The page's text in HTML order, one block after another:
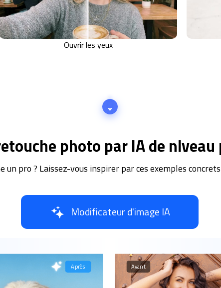
Ouvrir les yeux
photo par IA de
un pro ? Laissez-vous inspirer par ces exemples
Modificateur d'image IA
Après Avant